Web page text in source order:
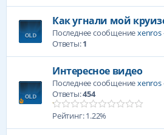
Как угнали мой
Последнее сообщениеxenros
Ответы:1
Интересное видео
Последнее сообщениеxenros
Ответы:454
Рейтинг: 1.22%